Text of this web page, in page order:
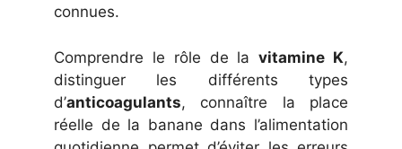
connues.
Comprendre le rôle de lavitamine K,
distinguer les différents types
d’anticoagulants, connaître la place
réelle de la banane dans l’alimentation